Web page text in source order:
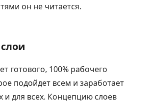
он не читается.
готового, 100% рабочего
подойдет всем и заработает
и для всех. Концепцию слоев